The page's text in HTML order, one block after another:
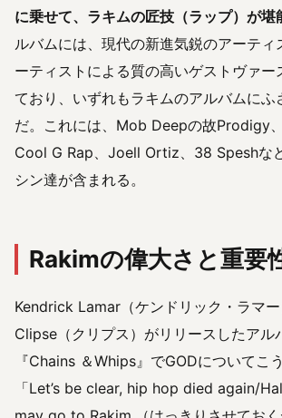
に乗せて、ラキムの匠技（ラップ）が堪
ルバムには、現代の新進気鋭のアーティ
ーティストによる質の高いゲストヴァー
ており、いずれもラキムのアルバムにふ
だ。これには、Mob Deepの故Prodigy
Cool G Rap、Joell Ortiz、38 Speshな
シン達が含まれる。
Rakimの偉大さと重要
Kendrick Lamar（ケンドリック・ラマー
Clipse（クリプス）がリリースしたアル
『Chains ＆Whips』でGODについてこ
「Let’s be clear, hip hop died again/